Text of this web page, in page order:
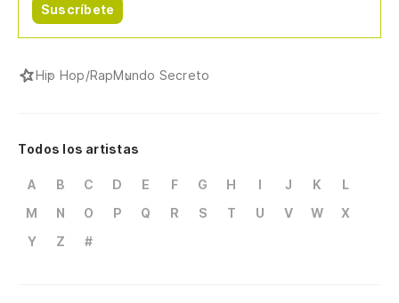
Suscríbete
Hip Hop/RapMundo Secreto
Todos los artistas
A B C D E F G H I J K
L
M
N O P Q R S T U V W
X
Y
Z #